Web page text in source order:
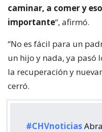
caminar, a comer y
importante“, afirmó.
“No es fácil para un
un hijo y nada, ya pasó
la recuperación y
cerró.
#CHVnoticias